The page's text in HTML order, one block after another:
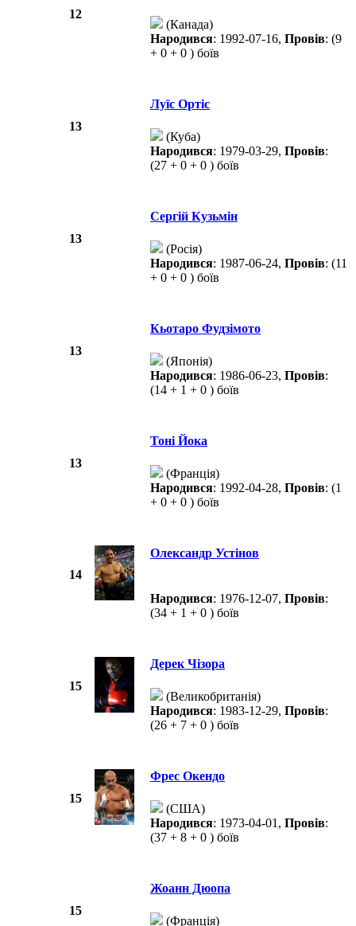
12
(Канада)
Народився: 1992-07-16, Провів: (9
+ 0 + 0 ) боїв
13
Луїс Ортіс
(Куба)
Народився: 1979-03-29, Провів:
(27 + 0 + 0 ) боїв
13
Сергій Кузьмін
(Росія)
Народився: 1987-06-24, Провів: (11
+ 0 + 0 ) боїв
13
Кьотаро Фудзімото
(Японія)
Народився: 1986-06-23, Провів:
(14 + 1 + 0 ) боїв
13
Тоні Йока
(Франція)
Народився: 1992-04-28, Провів: (1
+ 0 + 0 ) боїв
14
Олександр Устінов
Народився: 1976-12-07, Провів:
(34 + 1 + 0 ) боїв
15
Дерек Чізора
(Великобританія)
Народився: 1983-12-29, Провів:
(26 + 7 + 0 ) боїв
15
Фрес Окендо
(США)
Народився: 1973-04-01, Провів:
(37 + 8 + 0 ) боїв
15
Жоанн Дюопа
(Франція)